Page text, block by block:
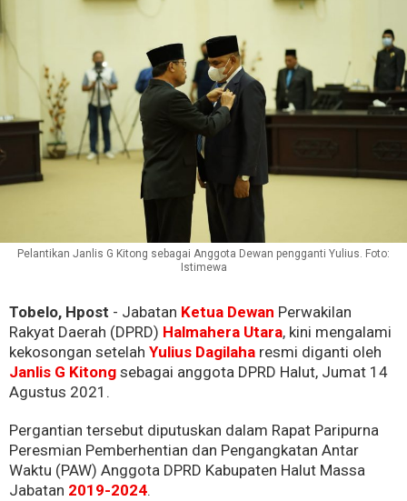
Pelantikan Janlis G Kitong sebagai Anggota Dewan pengganti Yulius. Foto:
Istimewa
Tobelo, Hpost - Jabatan Ketua Dewan Perwakilan
Rakyat Daerah (DPRD) Halmahera Utara, kini mengalami
kekosongan setelah Yulius Dagilaha resmi diganti oleh
Janlis G Kitong sebagai anggota DPRD Halut, Jumat 14
Agustus 2021.
Pergantian tersebut diputuskan dalam Rapat Paripurna
Peresmian Pemberhentian dan Pengangkatan Antar
Waktu (PAW) Anggota DPRD Kabupaten Halut Massa
Jabatan 2019-2024.